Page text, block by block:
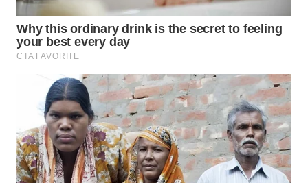
Wahana
Media
Group
NEWS
WAHANA
TANI
WAHANA